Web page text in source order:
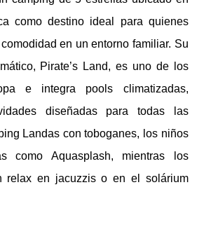
como destino ideal para quienes
en un entorno familiar. Su
Pirate’s Land, es uno de los
e integra pools climatizadas,
diseñadas para todas las
Landas con toboganes, los niños
como Aquasplash, mientras los
relax en jacuzzis o en el solárium